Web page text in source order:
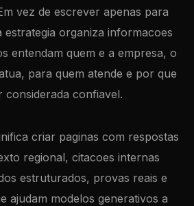
vez de escrever apenas para
estrategia organiza informacoes
entendam quem e a empresa, o
para quem atende e por que
considerada confiavel.
criar paginas com respostas
regional, citacoes internas
estruturados, provas reais e
ajudam modelos generativos a